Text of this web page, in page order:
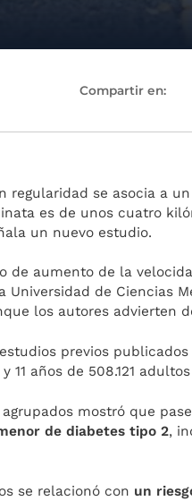
Compartir en:
regularidad se asocia a
es de unos cuatro
un nuevo estudio.
de aumento de la
Universidad de Ciencias
los autores advierten
previos
11 años de 508.121
mostró que
de diabetes tipo 2,
se relacionó con un